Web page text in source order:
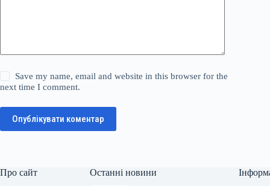
Save my name, email and website in this browser for the
next time I comment.
Опублікувати коментар
Про сайт Останні новини